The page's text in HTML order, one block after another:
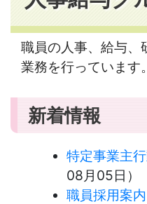
職員の人事、給与、
業務を行っています。
新着情報
特定事業主
08月05日 ）
職員採用案